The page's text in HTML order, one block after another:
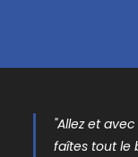
"Allez et
faîtes tout le